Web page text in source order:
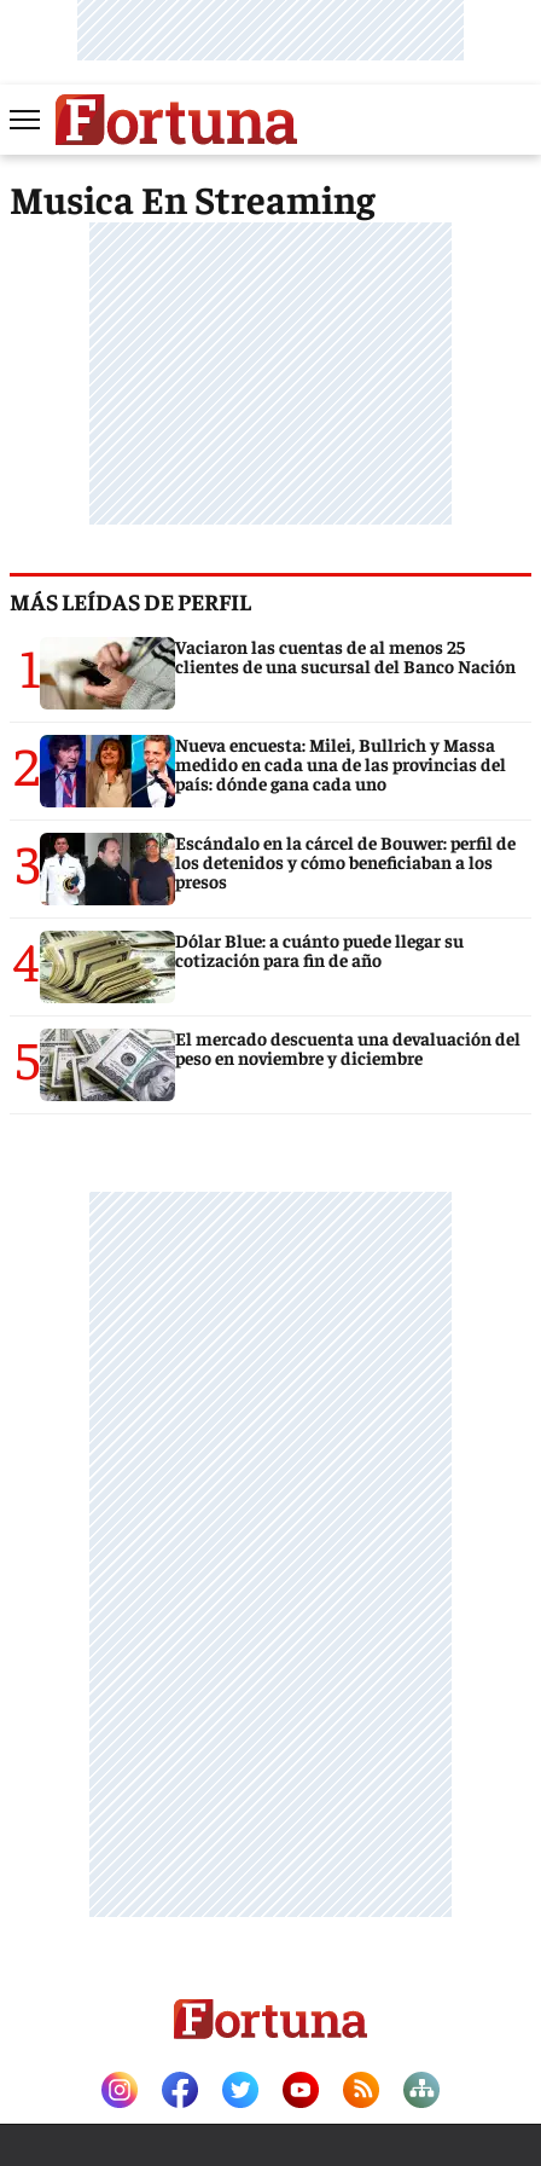
Musica En Streaming
MÁS LEÍDAS DE PERFIL
1
Vaciaron las cuentas de al menos 25
clientes de una sucursal del Banco Nación
2
Nueva encuesta: Milei, Bullrich y Massa
medido en cada una de las provincias del
país: dónde gana cada uno
3
Escándalo en la cárcel de Bouwer: perfil de
los detenidos y cómo beneficiaban a los
presos
4
Dólar Blue: a cuánto puede llegar su
cotización para fin de año
5
El mercado descuenta una devaluación del
peso en noviembre y diciembre